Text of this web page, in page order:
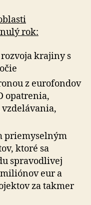
rok:
krajiny s
z eurofondov
opatrenia,
priemyselným
ktoré sa
spravodlivej
eur a
za takmer